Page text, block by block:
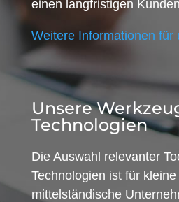
einen langfristigen
Weitere Informationen für
Unsere
Technologien
Die Auswahl relevanter
Technologien ist für kleine
mittelständische